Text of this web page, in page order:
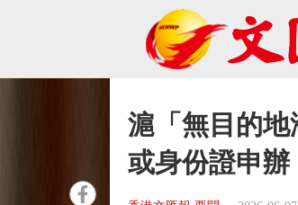
滬「無目的
或身份證申辦